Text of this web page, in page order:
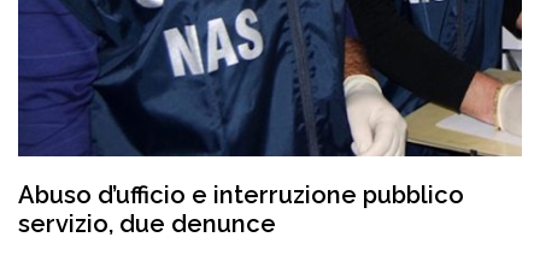
Abuso d’ufficio e interruzione pubblico
servizio, due denunce